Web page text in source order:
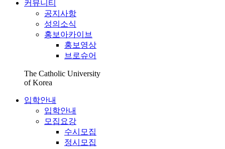
커뮤니티
공지사항
성의소식
홍보아카이브
홍보영상
브로슈어
The Catholic University
of Korea
입학안내
입학안내
모집요강
수시모집
정시모집